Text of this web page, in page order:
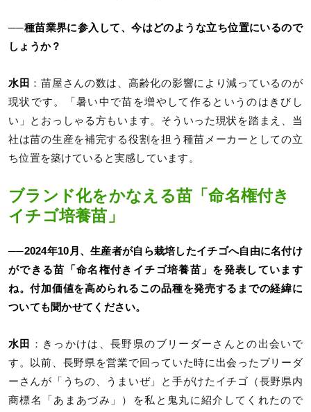
──種苗業界に参入して、今はどのような立ち位置にいるので
しょうか？
水田 ：苗屋さんの数は、高齢化の影響により減っているのが
現状です。「暑い中で苗を増やして作るというのはきびし
い」とおっしゃる方もいます。そういった現状を踏まえ、当
社は苗の生産を補完する役割を担う種苗メーカーとしての立
ち位置を築けていると実感しています。
ブランド化をかなえる苗「命名権付き
イチゴ培養苗」
──2024年10月、生産者が自ら栽培したイチゴへ自由に名付け
ができる苗「命名権付きイチゴ培養苗」を発表しています
ね。付加価値を高められるこの品種を発売するまでの経緯に
ついても聞かせてください。
水田
：きっかけは、長野県のブリーダーさんとの出会いで
す。以前、長野県を営業で回っていた時に出会ったブリーダ
ーさんが「うちの、うまいぜ」と手がけたイチゴ（長野県内
商標名「あまあづみ」）を私と鬼丸に紹介してくれたので